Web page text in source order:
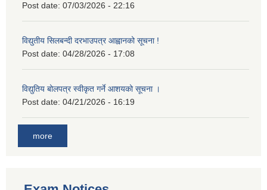
Post date: 07/03/2026 - 22:16
विद्युतीय सिलबन्दी दरभाउपत्र आह्वानको सूचना !
Post date: 04/28/2026 - 17:08
विद्युतिय बोलपत्र स्वीकृत गर्ने आशयको सूचना ।
Post date: 04/21/2026 - 16:19
more